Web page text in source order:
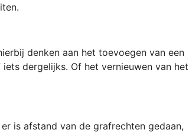
denken aan het toevoegen van een
dergelijks. Of het vernieuwen van het
is afstand van de grafrechten gedaan,